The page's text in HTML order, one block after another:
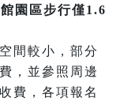
園區步行僅1.6
間較小，部分
，並參照周邊
費，各項報名